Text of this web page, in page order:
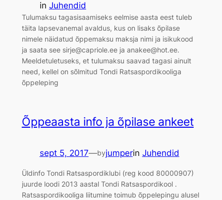
in Juhendid
Tulumaksu tagasisaamiseks eelmise aasta eest tuleb
täita lapsevanemal avaldus, kus on lisaks õpilase
nimele näidatud õppemaksu maksja nimi ja isikukood
ja saata see sirje@capriole.ee ja anakee@hot.ee.
Meeldetuletuseks, et tulumaksu saavad tagasi ainult
need, kellel on sõlmitud Tondi Ratsaspordikooliga
õppeleping
Õppeaasta info ja õpilase ankeet
sept 5, 2017—byjumperin Juhendid
Üldinfo Tondi Ratsaspordiklubi (reg kood 80000907)
juurde loodi 2013 aastal Tondi Ratsaspordikool .
Ratsaspordikooliga liitumine toimub õppelepingu alusel